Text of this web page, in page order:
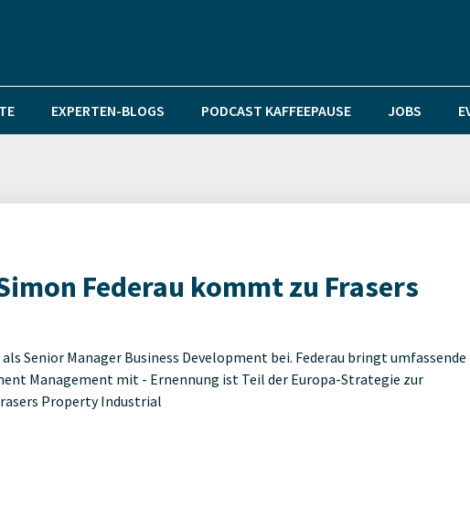
EXPERTEN-BLOGS PODCAST KAFFEEPAUSE JOBS
Federau kommt zu Frasers
Senior Manager Business Development bei. Federau bringt umfassende
Management mit - Ernennung ist Teil der Europa-Strategie zur
Property Industrial